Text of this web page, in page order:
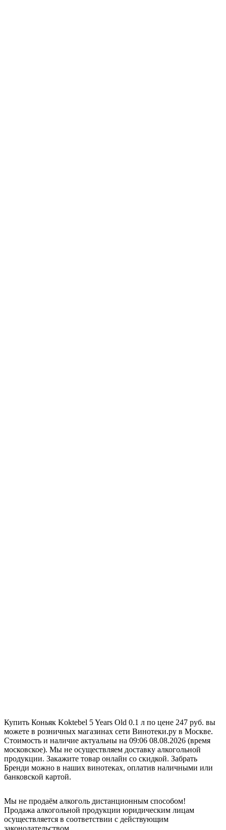
Купить Коньяк Koktebel 5 Years Old 0.1 л по цене 247 руб. вы
можете в розничных магазинах сети Винотеки.ру в Москве.
Стоимость и наличие актуальны на 09:06 08.08.2026 (время
московское). Мы не осуществляем доставку алкогольной
продукции. Закажите товар онлайн со скидкой. Забрать
Бренди можно в наших винотеках, оплатив наличными или
банковской картой.
Мы не продаём алкоголь дистанционным способом!
Продажа алкогольной продукции юридическим лицам
осуществляется в соответствии с действующим
законодательством.